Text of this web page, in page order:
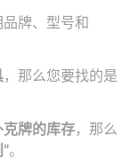
牌、型号和
，那么您要找的是
牌的库存，那么
。